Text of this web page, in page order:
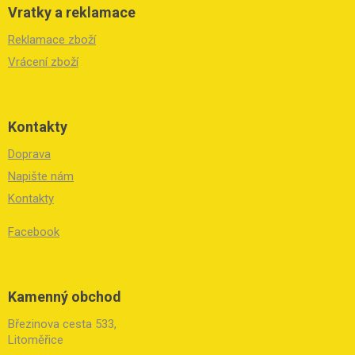
Vratky a reklamace
Reklamace zboží
Vrácení zboží
Kontakty
Doprava
Napište nám
Kontakty
Facebook
Kamenný obchod
Březinova cesta 533,
Litoměřice